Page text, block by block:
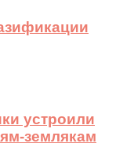
устроили
землякам